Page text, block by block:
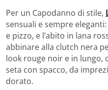
Per un Capodanno di stile,
sensuali e sempre
e pizzo, e l’abito in lana
abbinare alla clutch nera
look rouge noir e in lungo,
seta con spacco, da
dorato.